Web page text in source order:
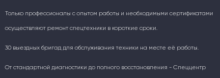
Только профессионалы с опытом работы и необходимыми сертификатами
осуществляют ремонт спецтехники в короткие сроки.
30 выездных бригад для обслуживания техники на месте её работы.
От стандартной диагностики до полного восстановления - Спеццентр